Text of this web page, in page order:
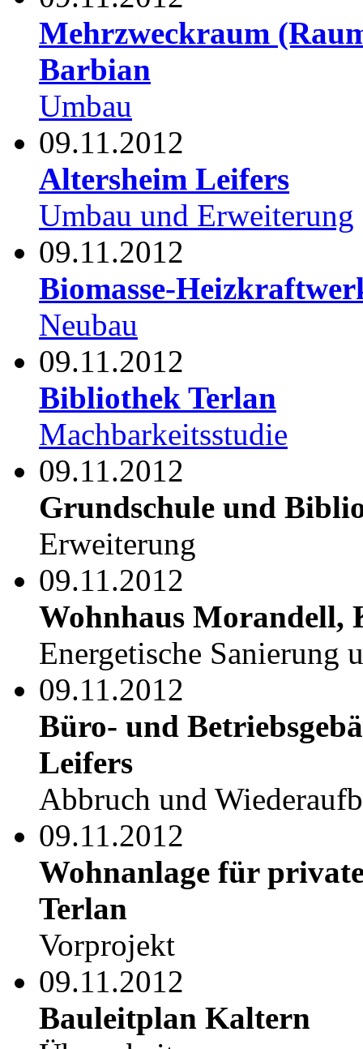
Mehrzweckraum
Barbian
Umbau
09.11.2012
Altersheim Leifers
Umbau und Erweiterung
09.11.2012
Biomasse-
Neubau
09.11.2012
Bibliothek Terlan
Machbarkeitsstudie
09.11.2012
Grundschule und
Erweiterung
09.11.2012
Wohnhaus Morandell,
Energetische Sanierung
09.11.2012
Büro- und
Leifers
Abbruch und
09.11.2012
Wohnanlage für
Terlan
Vorprojekt
09.11.2012
Bauleitplan Kaltern